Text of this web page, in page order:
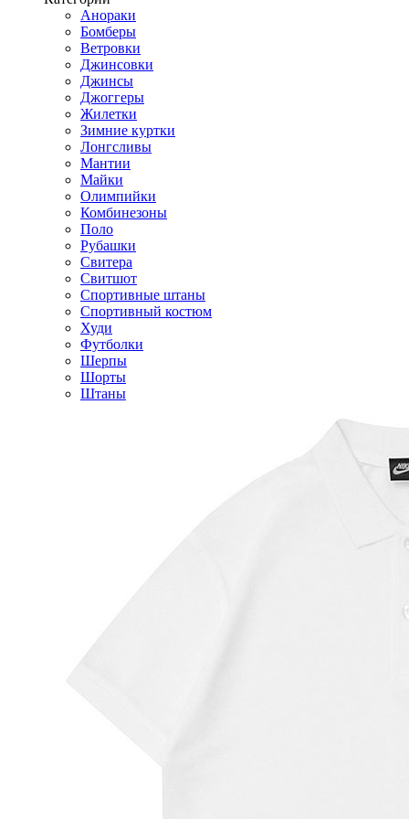
Анораки
Бомберы
Ветровки
Джинсовки
Джинсы
Джоггеры
Жилетки
Зимние куртки
Лонгсливы
Мантии
Майки
Олимпийки
Комбинезоны
Поло
Рубашки
Свитера
Свитшот
Спортивные штаны
Спортивный костюм
Худи
Футболки
Шерпы
Шорты
Штаны